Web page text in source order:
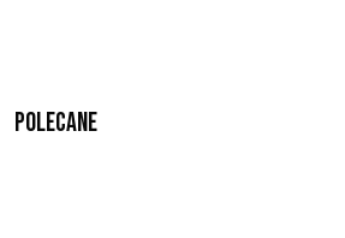
Polecane